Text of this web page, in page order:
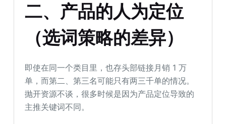
二、 产品的人为定位
（选词策略的差异）
即使在同一个类目里，也存头部链接月销 1 万
单，而第二、第三名可能只有两三千单的情况。
抛开资源不谈，很多时候是因为产品定位导致的
主推关键词不同。